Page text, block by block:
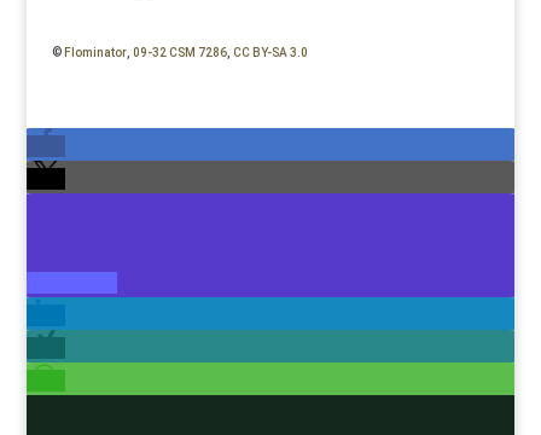
© Flominator, 09-32 CSM 7286, CC BY-SA 3.0